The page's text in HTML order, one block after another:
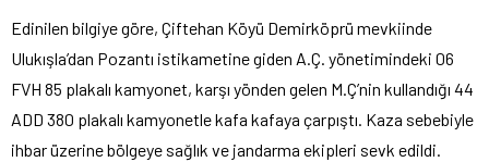
Edinilen bilgiye göre, Çiftehan Köyü Demirköprü mevkiinde
Ulukışla’dan Pozantı istikametine giden A.Ç. yönetimindeki 06
FVH 85 plakalı kamyonet, karşı yönden gelen M.Ç’nin kullandığı 44
ADD 380 plakalı kamyonetle kafa kafaya çarpıştı. Kaza sebebiyle
ihbar üzerine bölgeye sağlık ve jandarma ekipleri sevk edildi.